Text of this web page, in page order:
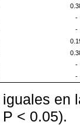
-
-
-
-
en
< 0.05).